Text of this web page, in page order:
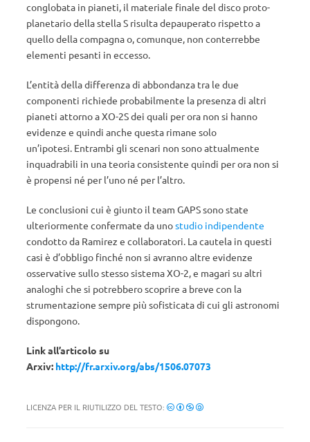
conglobata in pianeti, il materiale finale del disco proto-
planetario della stella S risulta depauperato rispetto a
quello della compagna o, comunque, non conterrebbe
elementi pesanti in eccesso.
L’entità della differenza di abbondanza tra le due
componenti richiede probabilmente la presenza di altri
pianeti attorno a XO-2S dei quali per ora non si hanno
evidenze e quindi anche questa rimane solo
un’ipotesi. Entrambi gli scenari non sono attualmente
inquadrabili in una teoria consistente quindi per ora non si
è propensi né per l’uno né per l’altro.
Le conclusioni cui è giunto il team GAPS sono state
ulteriormente confermate da unostudio indipendente
condotto da Ramirez e collaboratori. La cautela in questi
casi è d’obbligo finché non si avranno altre evidenze
osservative sullo stesso sistema XO-2, e magari su altri
analoghi che si potrebbero scoprire a breve con la
strumentazione sempre più sofisticata di cui gli astronomi
dispongono.
Link all’articolo su
Arxiv: http://fr.arxiv.org/abs/1506.07073
LICENZA PER IL RIUTILIZZO DEL TESTO: